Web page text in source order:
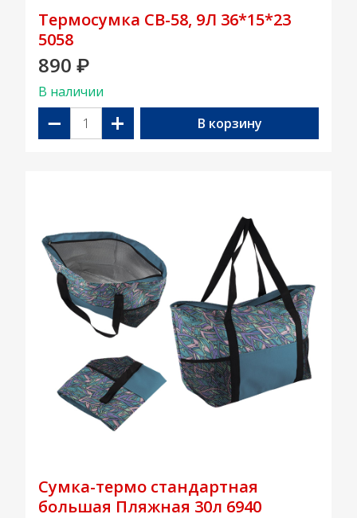
Термосумка CB-58, 9Л 36*15*23
5058
890 ₽
В наличии
− + В корзину
Сумка-термо стандартная
большая Пляжная 30л 6940